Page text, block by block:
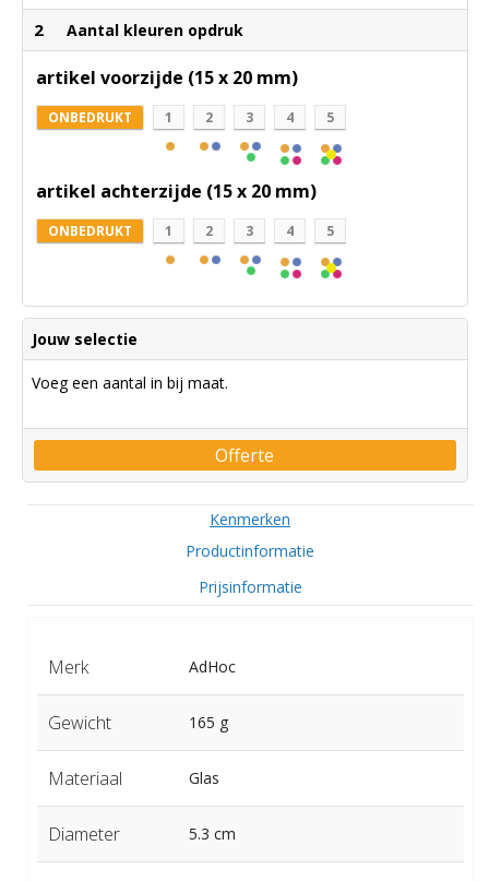
2 Aantal kleuren opdruk
artikel voorzijde (15 x 20 mm)
ONBEDRUKT 1 2 3 4 5
artikel achterzijde (15 x 20 mm)
ONBEDRUKT 1 2 3 4 5
Jouw selectie
Voeg een aantal in bij maat.
Offerte
Kenmerken
Productinformatie
Prijsinformatie
Merk AdHoc
Gewicht 165 g
Materiaal Glas
Diameter 5.3 cm